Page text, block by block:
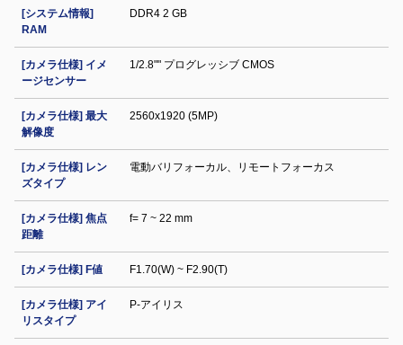
[システム情報]
RAM
DDR4 2 GB
[カメラ仕様] イメ
ージセンサー
1/2.8"" プログレッシブ CMOS
[カメラ仕様] 最大
解像度
2560x1920 (5MP)
[カメラ仕様] レン
ズタイプ
電動バリフォーカル、リモートフォーカス
[カメラ仕様] 焦点
距離
f= 7 ~ 22 mm
[カメラ仕様] F値 F1.70(W) ~ F2.90(T)
[カメラ仕様] アイ
リスタイプ
P-アイリス